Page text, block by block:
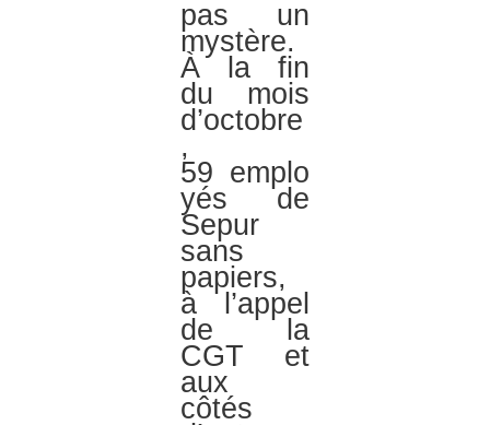
pas un
mystère.
À la fin
du mois
d’octobre
,
59 emplo
yés de
Sepur
sans
papiers,
à l’appel
de la
CGT et
aux
côtés